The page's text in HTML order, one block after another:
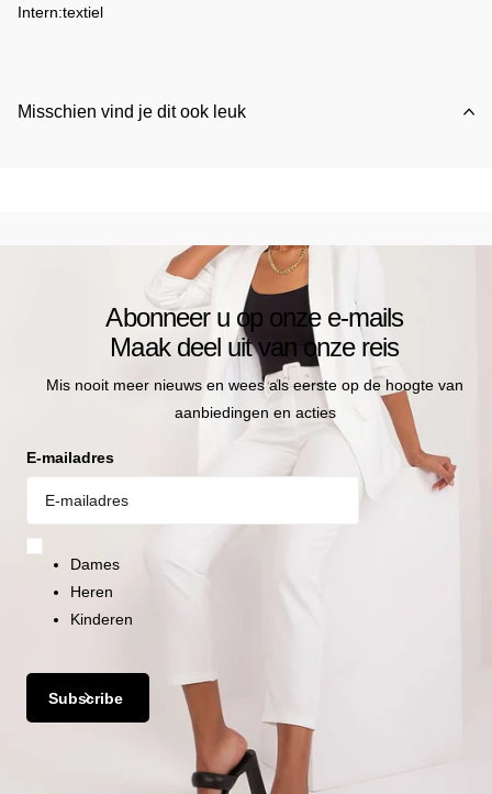
Intern:textiel
Misschien vind je dit ook leuk
Abonneer u op onze e-mails
Maak deel uit van onze reis
Mis nooit meer nieuws en wees als eerste op de hoogte van
aanbiedingen en acties
E-mailadres
Dames
Heren
Kinderen
Subscribe